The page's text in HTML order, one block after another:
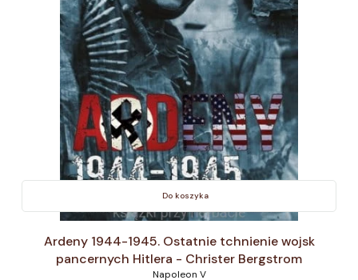
Do koszyka
Ardeny 1944-1945. Ostatnie tchnienie wojsk
pancernych Hitlera - Christer Bergstrom
Napoleon V